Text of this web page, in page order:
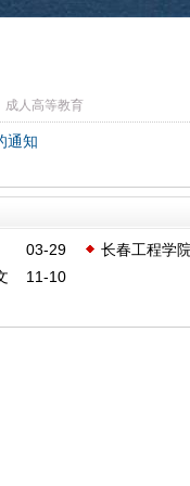
成人高等教育
通知
03-29
长春工程学
11-10